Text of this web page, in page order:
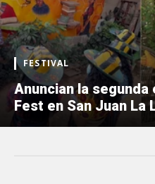
FESTIVAL
Anuncian la
Fest en San Juan La